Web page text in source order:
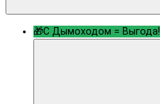
🎁С Дымоходом = Выгода!